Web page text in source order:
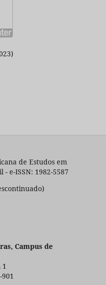
de Estudos em
e-ISSN: 1982-5587
Campus de